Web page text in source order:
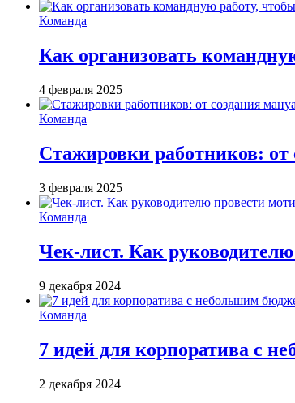
Команда
Как организовать
4 февраля 2025
Команда
Стажировки работников: от
3 февраля 2025
Команда
Чек-лист. Как
9 декабря 2024
Команда
7 идей для корпоратива с
2 декабря 2024